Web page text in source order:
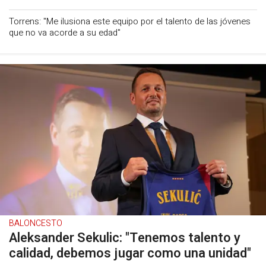
Torrens: "Me ilusiona este equipo por el talento de las jóvenes
que no va acorde a su edad"
BALONCESTO
Aleksander Sekulic: "Tenemos talento y
calidad, debemos jugar como una unidad"